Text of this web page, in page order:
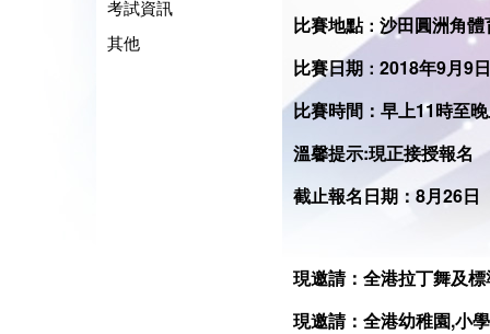
考試資訊
其他
比賽地點： 沙田圓洲角體
比賽日期： 2018年9月9
比賽時間：早上11時至
溫馨提示:現正接授報名
截止報名日期：8月26日
現邀請：全港拉丁舞及
現邀請：全港幼稚園,小